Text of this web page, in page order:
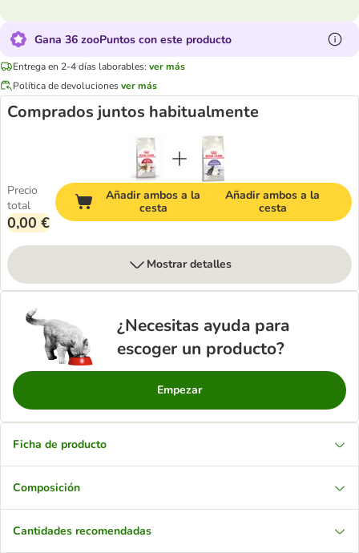
Gana 36 zooPuntos con este producto
Entrega en 2-4 días laborables: ver más
Política de devolucionesver más
Comprados juntos habitualmente
Precio
total
0,00 €
Añadir ambos a la
cesta
Añadir ambos a la
cesta
Mostrar detalles
¿Necesitas ayuda para
escoger un producto?
Empezar
Ficha de producto
Composición
Cantidades recomendadas